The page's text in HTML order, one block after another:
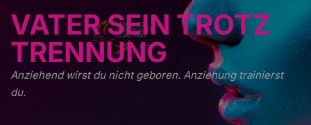
VATER SEIN TROTZ
TRENNUNG
Anziehend wirst du nicht geboren. Anziehung trainierst
du.